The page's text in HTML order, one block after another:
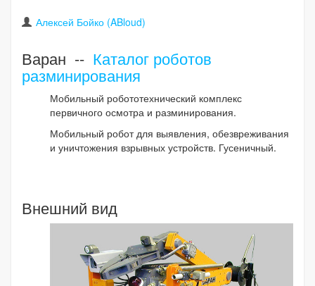
Алексей Бойко (ABloud)
Варан -- Каталог роботов
разминирования
Мобильный робототехнический комплекс
первичного осмотра и разминирования.
Мобильный робот для выявления, обезвреживания
и уничтожения взрывных устройств. Гусеничный.
Внешний вид